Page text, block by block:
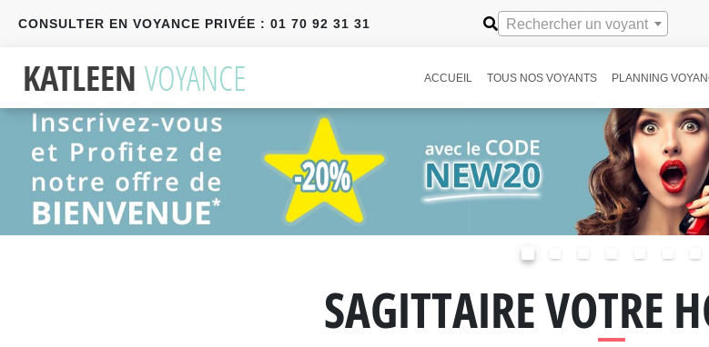
CONSULTER EN VOYANCE PRIVÉE : 01 70 92 31 31 Rechercher un voyant
ACCUEIL TOUS NOS VOYANTS PLANNING
SAGITTAIRE VOTRE